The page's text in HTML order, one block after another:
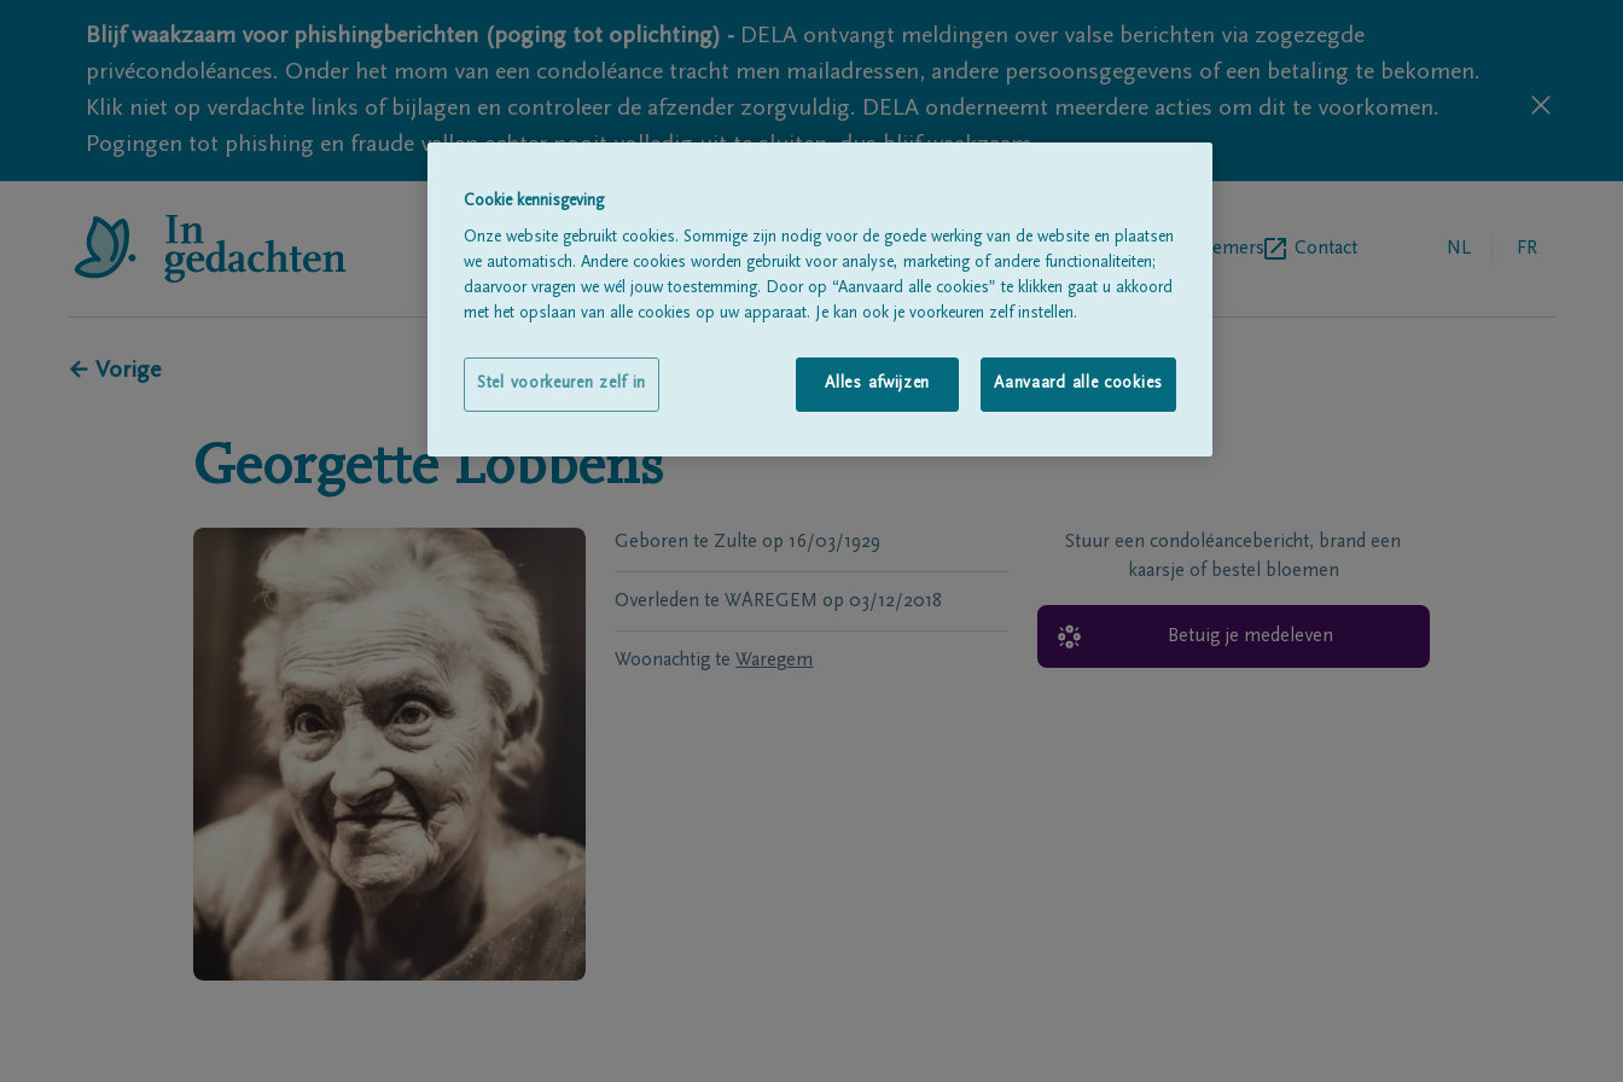
Blijf waakzaam voor phishingberichten (poging tot oplichting) - DELA ontvangt meldingen over valse berichten via zogezegde
privécondoléances. Onder het mom van een condoléance tracht men mailadressen, andere persoonsgegevens of een betaling te bekomen.
Klik niet op verdachte links of bijlagen en controleer de afzender zorgvuldig. DELA onderneemt meerdere acties om dit te voorkomen.
Pogingen tot phishing en fraude vallen echter nooit volledig uit te sluiten, dus blijf waakzaam.
Alle rouwberichten Begrafenisondernemers Contact NL FR
← Vorige
Georgette Lobbens
Geboren te Zulte op 16/03/1929
Overleden te WAREGEM op 03/12/2018
Woonachtig te Waregem
Stuur een condoléancebericht, brand een
kaarsje of bestel bloemen
Betuig je medeleven
Cookie kennisgeving
Onze website gebruikt cookies. Sommige zijn nodig voor de goede werking van de website en plaatsen
we automatisch. Andere cookies worden gebruikt voor analyse, marketing of andere functionaliteiten;
daarvoor vragen we wél jouw toestemming. Door op “Aanvaard alle cookies” te klikken gaat u akkoord
met het opslaan van alle cookies op uw apparaat. Je kan ook je voorkeuren zelf instellen.
Alles afwijzen Aanvaard alle cookies
Stel voorkeuren zelf in